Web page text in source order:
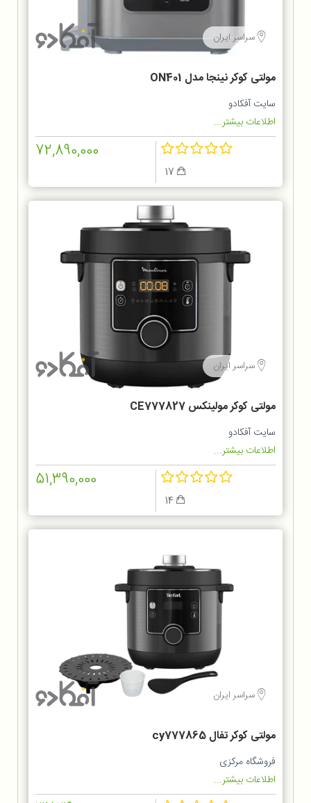
سراسر ایران
مولتی کوکر نینجا مدل ON401
سایت آفکادو
اطلاعات بیشتر...
72,890,000
سراسر ایران
مولتی کوکر مولینکس CE777827
سایت آفکادو
اطلاعات بیشتر...
51,390,000
سراسر ایران
مولتی کوکر تفال cy777865
فروشگاه مرکزی
اطلاعات بیشتر...